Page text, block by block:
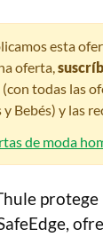
esta
oferta,
(con todas las
Bebés) y las
de moda